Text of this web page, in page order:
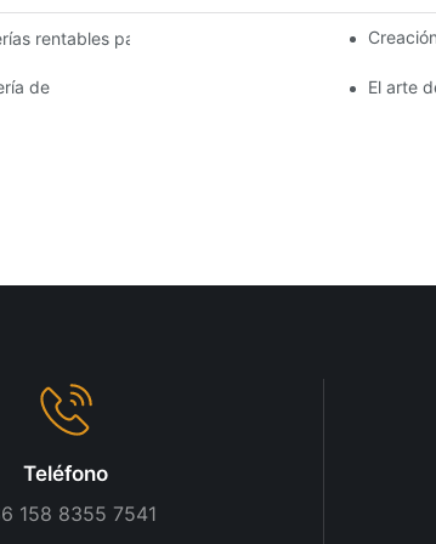
rentables para supermercados: un análisis
de góndola adecuada para su tienda El arte
Teléfono
158 8355 7541